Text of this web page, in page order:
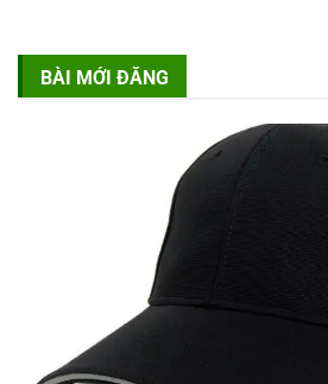
BÀI MỚI ĐĂNG